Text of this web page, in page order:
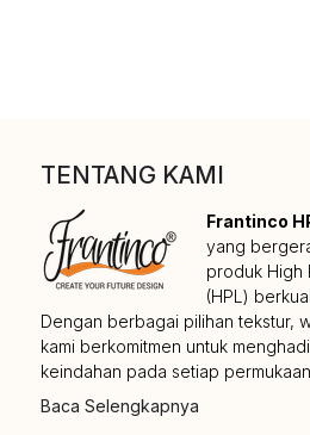
TENTANG KAMI
Frantinco
yang
produk High
(HPL)
Dengan berbagai pilihan tekstur,
kami berkomitmen untuk
keindahan pada setiap
Baca Selengkapnya